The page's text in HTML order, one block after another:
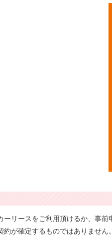
ーリースをご利用頂けるか、事前
が確定するものではありません。